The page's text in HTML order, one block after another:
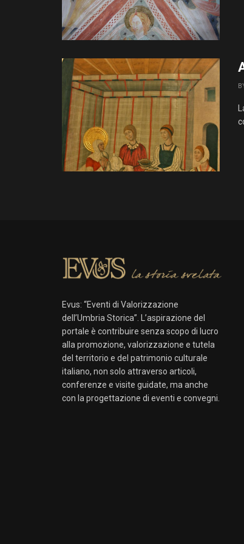
Evus: “Eventi di Valorizzazione
dell’Umbria Storica”. L’aspirazione del
portale è contribuire senza scopo di lucro
alla promozione, valorizzazione e tutela
del territorio e del patrimonio culturale
italiano, non solo attraverso articoli,
conferenze e visite guidate, ma anche
con la progettazione di eventi e convegni.